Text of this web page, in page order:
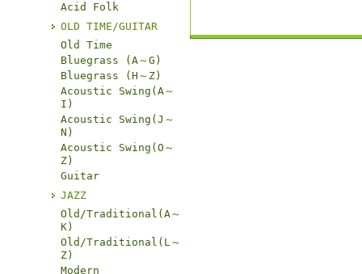
Acid Folk
OLD TIME/GUITAR
Old Time
Bluegrass (A～G)
Bluegrass (H～Z)
Acoustic Swing(A～
I)
Acoustic Swing(J～
N)
Acoustic Swing(O～
Z)
Guitar
JAZZ
Old/Traditional(A～
K)
Old/Traditional(L～
Z)
Modern